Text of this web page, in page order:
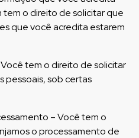
tem o direito de solicitar que
que você acredita estarem
tem o direito de solicitar
pessoais, sob certas
– Você tem o
o processamento de